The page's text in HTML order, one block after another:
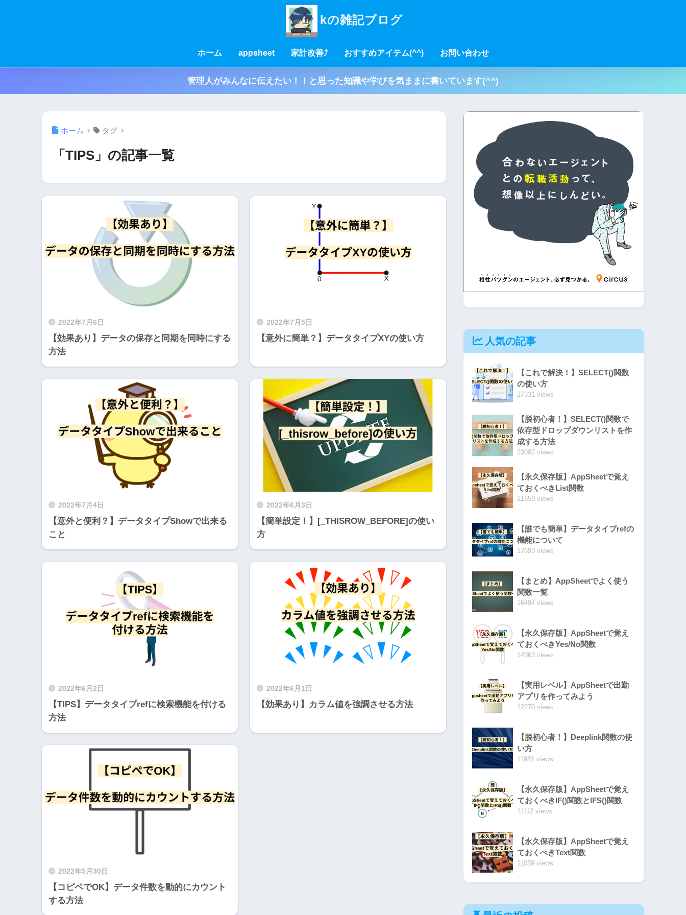
kの雑記ブログ
ホーム appsheet 家計改善⤴ おすすめアイテム(^^) お問い合わせ
管理人がみんなに伝えたい！！と思った知識や学びを気ままに書いています(^^)
ホーム タグ
「TIPS」の記事一覧
2022年7月6日
【効果あり】データの保存と同期を同時にする
方法
2022年7月5日
【意外に簡単？】データタイプXYの使い方
2022年7月4日
【意外と便利？】データタイプShowで出来る
こと
2022年6月3日
【簡単設定！】[_THISROW_BEFORE]の使い
方
2022年6月2日
【TIPS】データタイプrefに検索機能を付ける
方法
2022年6月1日
【効果あり】カラム値を強調させる方法
2022年5月30日
【コピペでOK】データ件数を動的にカウント
する方法
人気の記事
【これで解決！】SELECT()関数
の使い方
27331 views
【脱初心者！】SELECT()関数で
依存型ドロップダウンリストを作
成する方法
23082 views
【永久保存版】AppSheetで覚え
ておくべきList関数
21659 views
【誰でも簡単】データタイプrefの
機能について
17693 views
【まとめ】AppSheetでよく使う
関数一覧
16494 views
【永久保存版】AppSheetで覚え
ておくべきYes/No関数
14363 views
【実用レベル】AppSheetで出勤
アプリを作ってみよう
12270 views
【脱初心者！】Deeplink関数の使
い方
11981 views
【永久保存版】AppSheetで覚え
ておくべきIF()関数とIFS()関数
11112 views
【永久保存版】AppSheetで覚え
ておくべきText関数
11059 views